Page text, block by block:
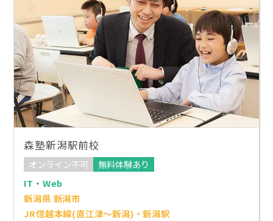
森塾新潟駅前校
オンライン不可
無料体験あり
IT・Web
新潟県 新潟市
JR信越本線(直江津～新潟)・新潟駅